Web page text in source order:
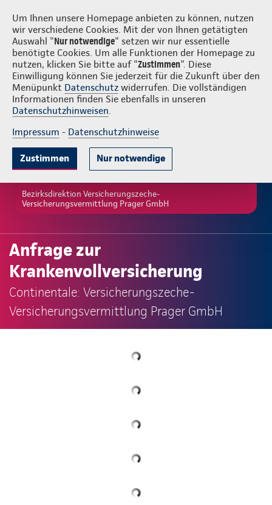
Um Ihnen unsere Homepage anbieten zu können, nutzen
wir verschiedene Cookies. Mit der von Ihnen getätigten
Auswahl "Nur notwendige" setzen wir nur essentielle
benötigte Cookies. Um alle Funktionen der Homepage zu
nutzen, klicken Sie bitte auf "Zustimmen". Diese
Einwilligung können Sie jederzeit für die Zukunft über den
Menüpunkt Datenschutz widerrufen. Die vollständigen
Informationen finden Sie ebenfalls in unseren
Datenschutzhinweisen.
Impressum - Datenschutzhinweise
Zustimmen Nur notwendige
Versicherungszeche-Versicherungsvermittlung Prager GmbH
Bezirksdirektion Versicherungszeche-
Versicherungsvermittlung Prager GmbH
Anfrage zur
Krankenvollversicherung
Continentale: Versicherungszeche-
Versicherungsvermittlung Prager GmbH